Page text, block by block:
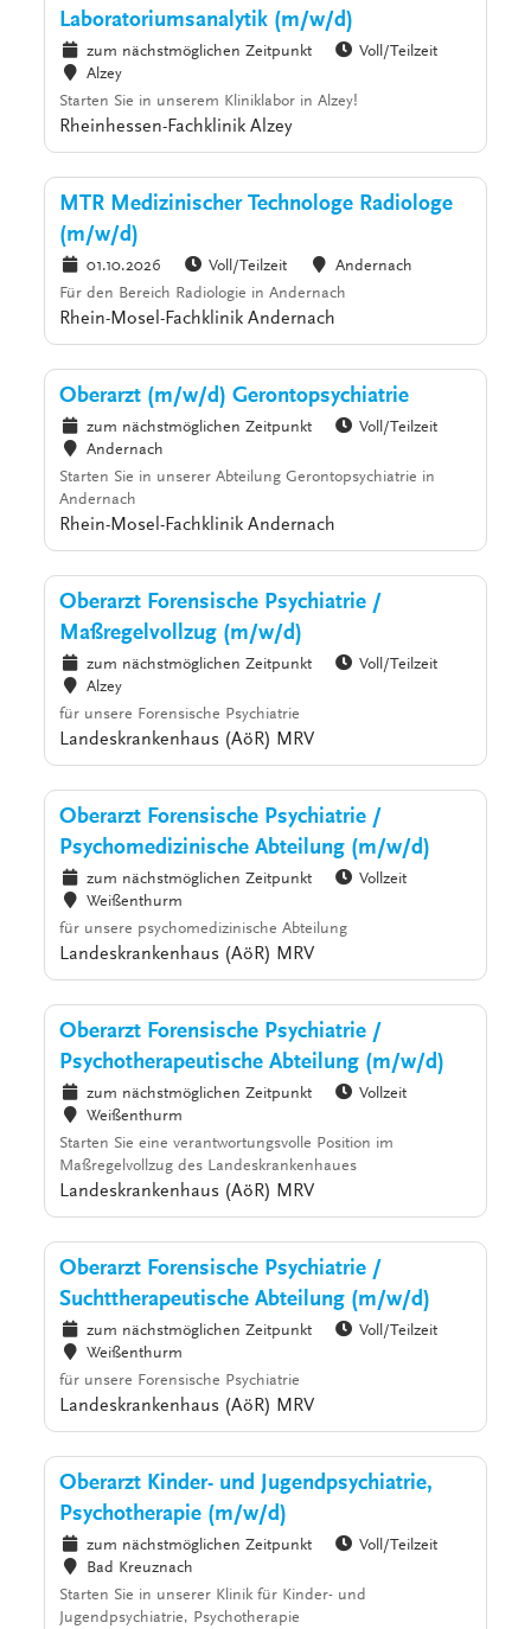
Laboratoriumsanalytik (m/w/d)
zum nächstmöglichen Zeitpunkt
Voll/Teilzeit
Alzey
Starten Sie in unserem Kliniklabor in Alzey!
Rheinhessen-Fachklinik Alzey
MTR Medizinischer Technologe Radiologe
(m/w/d)
01.10.2026 Voll/Teilzeit
Andernach
Für den Bereich Radiologie in Andernach
Rhein-Mosel-Fachklinik Andernach
Oberarzt (m/w/d) Gerontopsychiatrie
zum nächstmöglichen Zeitpunkt
Voll/Teilzeit
Andernach
Starten Sie in unserer Abteilung Gerontopsychiatrie in
Andernach
Rhein-Mosel-Fachklinik Andernach
Oberarzt Forensische Psychiatrie /
Maßregelvollzug (m/w/d)
zum nächstmöglichen Zeitpunkt
Voll/Teilzeit
Alzey
für unsere Forensische Psychiatrie
Landeskrankenhaus (AöR) MRV
Oberarzt Forensische Psychiatrie /
Psychomedizinische Abteilung (m/w/d)
zum nächstmöglichen Zeitpunkt
Vollzeit
Weißenthurm
für unsere psychomedizinische Abteilung
Landeskrankenhaus (AöR) MRV
Oberarzt Forensische Psychiatrie /
Psychotherapeutische Abteilung (m/w/d)
zum nächstmöglichen Zeitpunkt
Vollzeit
Weißenthurm
Starten Sie eine verantwortungsvolle Position im
Maßregelvollzug des Landeskrankenhaues
Landeskrankenhaus (AöR) MRV
Oberarzt Forensische Psychiatrie /
Suchttherapeutische Abteilung (m/w/d)
zum nächstmöglichen Zeitpunkt
Voll/Teilzeit
Weißenthurm
für unsere Forensische Psychiatrie
Landeskrankenhaus (AöR) MRV
Oberarzt Kinder- und Jugendpsychiatrie,
Psychotherapie (m/w/d)
zum nächstmöglichen Zeitpunkt
Voll/Teilzeit
Bad Kreuznach
Starten Sie in unserer Klinik für Kinder- und
Jugendpsychiatrie, Psychotherapie